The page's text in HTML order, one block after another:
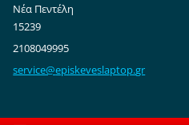
Νέα Πεντέλη
15239
2108049995
service@episkeveslaptop.gr